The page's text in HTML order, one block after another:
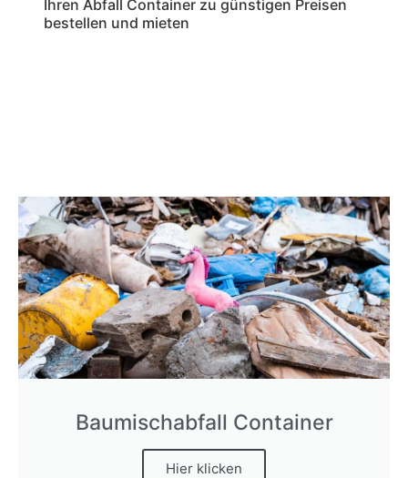
Ihren Abfall Container zu günstigen Preisen
bestellen und mieten
Baumischabfall Container
Hier klicken